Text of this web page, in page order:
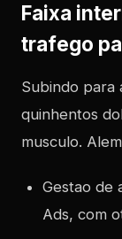
Faixa
trafego
Subindo para
quinhentos
musculo.
Gestao de
Ads, com